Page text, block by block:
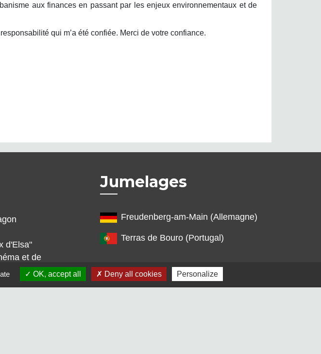
aux finances en passant par les enjeux environnementaux et de
qui m’a été confiée. Merci de votre confiance.
d'Elsa"
et de
Jumelages
Freudenberg-am-Main (Allemagne)
Terras de Bouro (Portugal)
OK, accept all Deny all cookies Personalize